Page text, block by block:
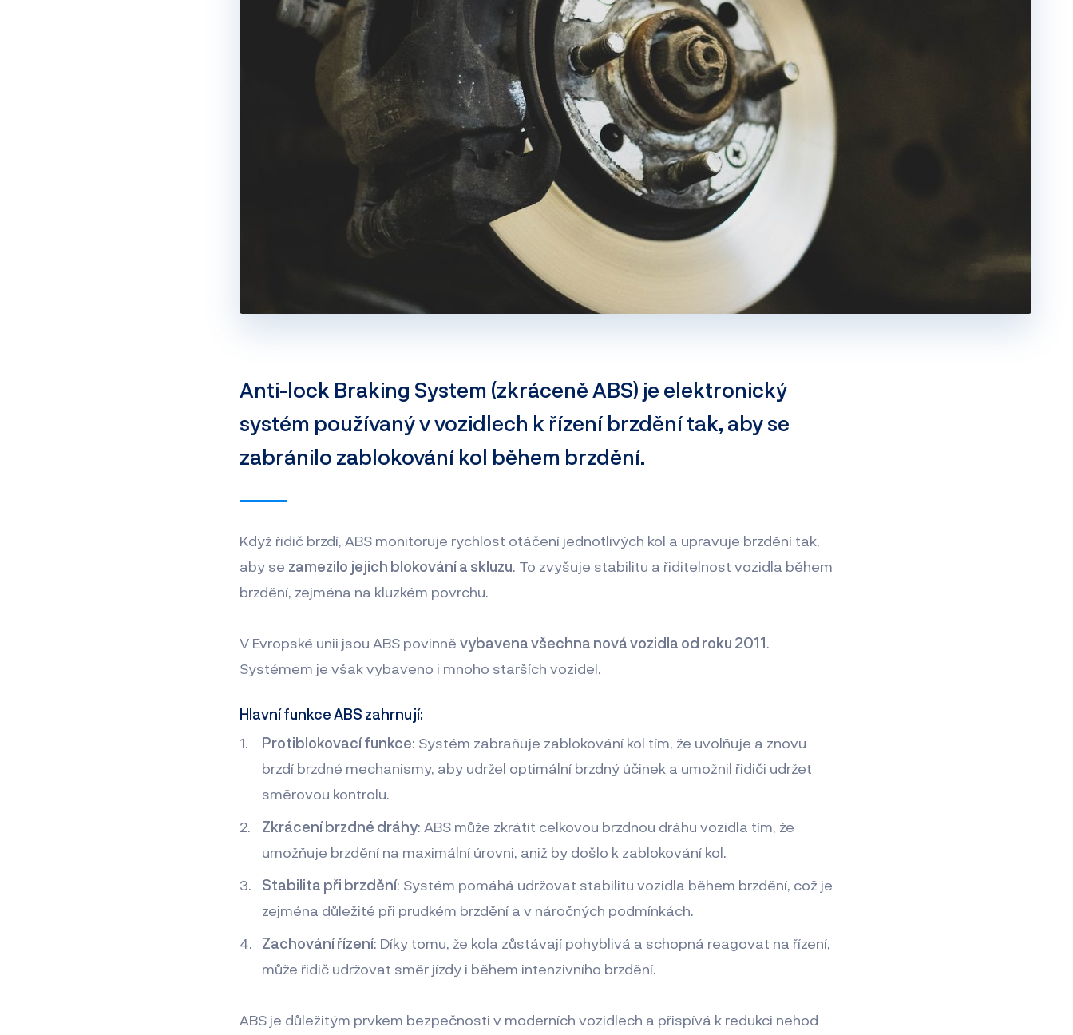
Anti-lock Braking System (zkráceně ABS) je elektronický
systém používaný v vozidlech k řízení brzdění tak, aby se
zabránilo zablokování kol během brzdění.
Když řidič brzdí, ABS monitoruje rychlost otáčení jednotlivých kol a upravuje brzdění tak,
aby se zamezilo jejich blokování a skluzu. To zvyšuje stabilitu a řiditelnost vozidla během
brzdění, zejména na kluzkém povrchu.
V Evropské unii jsou ABS povinně vybavena všechna nová vozidla od roku 2011.
Systémem je však vybaveno i mnoho starších vozidel.
Hlavní funkce ABS zahrnují:
Protiblokovací funkce: Systém zabraňuje zablokování kol tím, že uvolňuje a znovu
brzdí brzdné mechanismy, aby udržel optimální brzdný účinek a umožnil řidiči udržet
směrovou kontrolu.
Zkrácení brzdné dráhy: ABS může zkrátit celkovou brzdnou dráhu vozidla tím, že
umožňuje brzdění na maximální úrovni, aniž by došlo k zablokování kol.
Stabilita při brzdění: Systém pomáhá udržovat stabilitu vozidla během brzdění, což je
zejména důležité při prudkém brzdění a v náročných podmínkách.
Zachování řízení: Díky tomu, že kola zůstávají pohyblivá a schopná reagovat na řízení,
může řidič udržovat směr jízdy i během intenzivního brzdění.
ABS je důležitým prvkem bezpečnosti v moderních vozidlech a přispívá k redukci nehod